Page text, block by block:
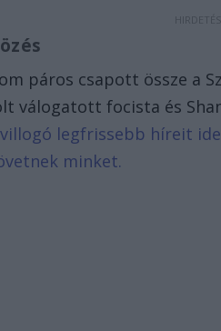
páros csapott össze a
válogatott focista és
legfrissebb híreit
minket.